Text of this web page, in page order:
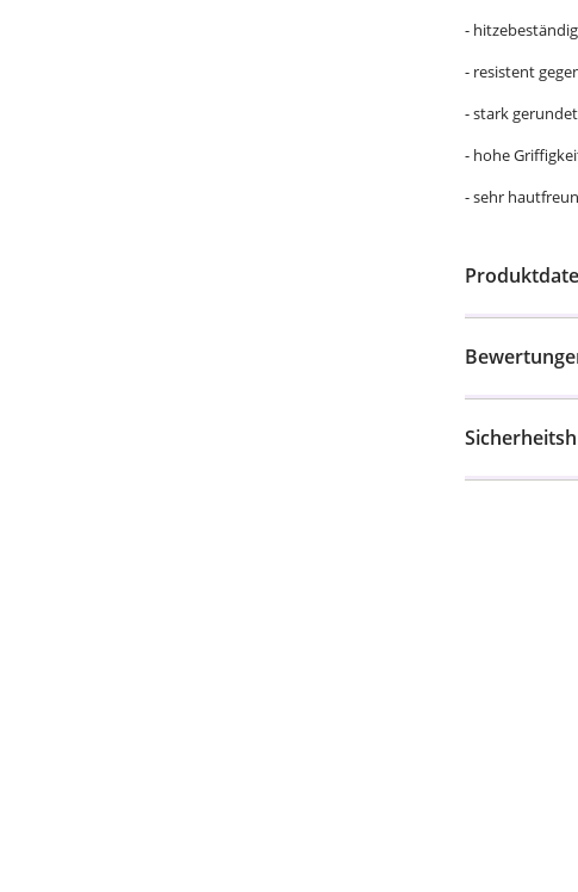
-
- resistent
- stark
- hohe
- sehr